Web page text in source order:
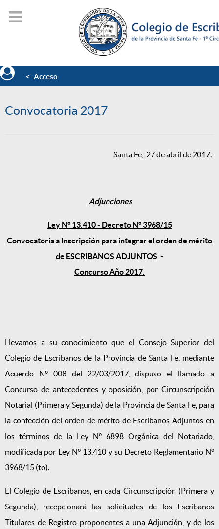
<- Acceso
Convocatoria 2017
Santa Fe, 27 de abril de 2017.-
Adjunciones
Ley N° 13.410 - Decreto N° 3968/15
Convocatoria a Inscripción para integrar el orden de mérito
de ESCRIBANOS ADJUNTOS -
Concurso Año 2017.
Llevamos a su conocimiento que el Consejo Superior del
Colegio de Escribanos de la Provincia de Santa Fe, mediante
Acuerdo N° 008 del 22/03/2017, dispuso el llamado a
Concurso de antecedentes y oposición, por Circunscripción
Notarial (Primera y Segunda) de la Provincia de Santa Fe, para
la confección del orden de mérito de Escribanos Adjuntos en
los términos de la Ley N° 6898 Orgánica del Notariado,
modificada por Ley N° 13.410 y su Decreto Reglamentario N°
3968/15 (to).
El Colegio de Escribanos, en cada Circunscripción (Primera y
Segunda), recepcionará las solicitudes de los Escribanos
Titulares de Registro proponentes a una Adjunción, y de los